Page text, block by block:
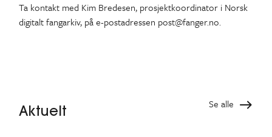
Ta kontakt med Kim Bredesen, prosjektkoordinator i Norsk
digitalt fangarkiv, på e-postadressen post@fanger.no.
Aktuelt Se alle